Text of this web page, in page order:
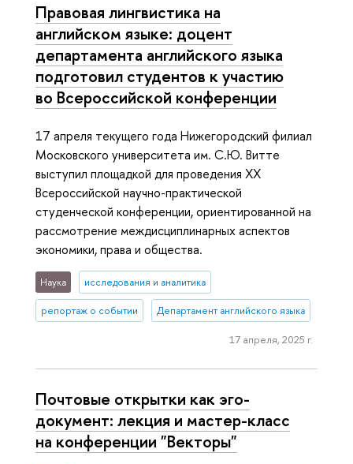
Правовая лингвистика на
английском языке: доцент
департамента английского языка
подготовил студентов к участию
во Всероссийской конференции
17 апреля текущего года Нижегородский филиал
Московского университета им. С.Ю. Витте
выступил площадкой для проведения XX
Всероссийской научно-практической
студенческой конференции, ориентированной на
рассмотрение междисциплинарных аспектов
экономики, права и общества.
Наука исследования и аналитика
репортаж о событии Департамент английского языка
17 апреля, 2025 г.
Почтовые открытки как эго-
документ: лекция и мастер-класс
на конференции "Векторы"